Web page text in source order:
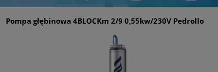
Pompa głębinowa 4BLOCKm 2/9 0,55kw/230V Pedrollo